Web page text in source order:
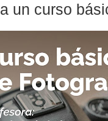
un curso